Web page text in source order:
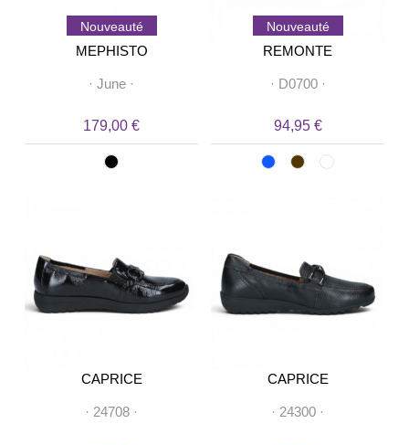
Nouveauté
MEPHISTO
· June ·
179,00 €
Nouveauté
REMONTE
· D0700·
94,95 €
CAPRICE
· 24708 ·
CAPRICE
· 24300 ·